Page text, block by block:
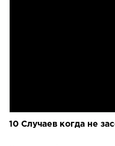
10 Случаев когда не